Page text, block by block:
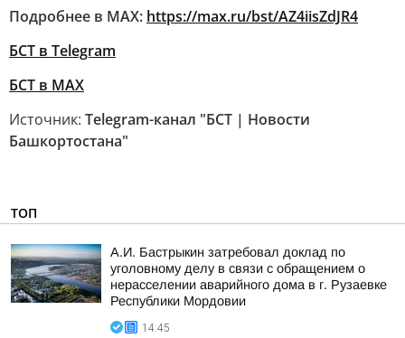
Подробнее в MAX: https://max.ru/bst/AZ4iisZdJR4
БСТ в Telegram
БСТ в МАХ
Источник: Telegram-канал "БСТ | Новости
Башкортостана"
ТОП
А.И. Бастрыкин затребовал доклад по
уголовному делу в связи с обращением о
нерасселении аварийного дома в г. Рузаевке
Республики Мордовии
14:45